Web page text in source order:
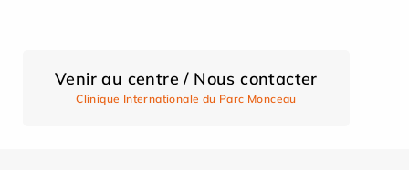
Venir au centre / Nous contacter
Clinique Internationale du Parc Monceau